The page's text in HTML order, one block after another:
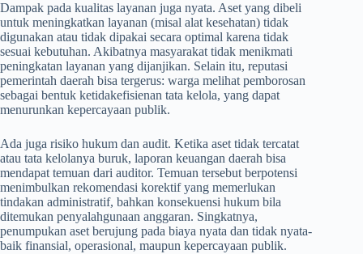
Dampak pada kualitas layanan juga nyata. Aset yang dibeli
untuk meningkatkan layanan (misal alat kesehatan) tidak
digunakan atau tidak dipakai secara optimal karena tidak
sesuai kebutuhan. Akibatnya masyarakat tidak menikmati
peningkatan layanan yang dijanjikan. Selain itu, reputasi
pemerintah daerah bisa tergerus: warga melihat pemborosan
sebagai bentuk ketidakefisienan tata kelola, yang dapat
menurunkan kepercayaan publik.
Ada juga risiko hukum dan audit. Ketika aset tidak tercatat
atau tata kelolanya buruk, laporan keuangan daerah bisa
mendapat temuan dari auditor. Temuan tersebut berpotensi
menimbulkan rekomendasi korektif yang memerlukan
tindakan administratif, bahkan konsekuensi hukum bila
ditemukan penyalahgunaan anggaran. Singkatnya,
penumpukan aset berujung pada biaya nyata dan tidak nyata-
baik finansial, operasional, maupun kepercayaan publik.